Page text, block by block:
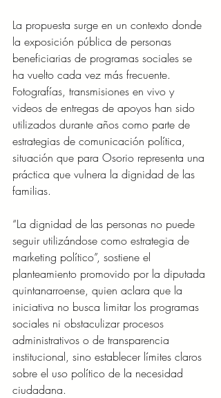
La propuesta surge en un contexto donde
la exposición pública de personas
beneficiarias de programas sociales se
ha vuelto cada vez más frecuente.
Fotografías, transmisiones en vivo y
videos de entregas de apoyos han sido
utilizados durante años como parte de
estrategias de comunicación política,
situación que para Osorio representa una
práctica que vulnera la dignidad de las
familias.
“La dignidad de las personas no puede
seguir utilizándose como estrategia de
marketing político”, sostiene el
planteamiento promovido por la diputada
quintanarroense, quien aclara que la
iniciativa no busca limitar los programas
sociales ni obstaculizar procesos
administrativos o de transparencia
institucional, sino establecer límites claros
sobre el uso político de la necesidad
ciudadana.